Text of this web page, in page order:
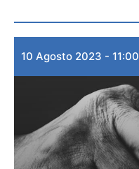
10 Agosto 2023 - 11:00